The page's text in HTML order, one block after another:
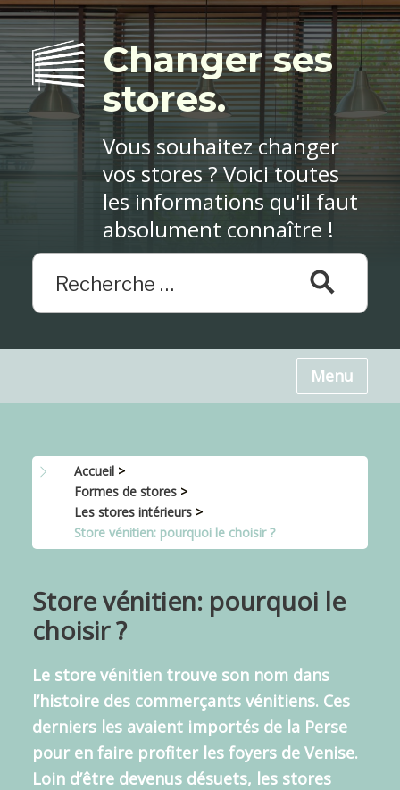
Menu
Changer ses
stores.
Vous souhaitez changer
vos stores ? Voici toutes
les informations qu'il faut
absolument connaître !
Accueil >
Formes de stores >
Les stores intérieurs >
Store vénitien: pourquoi le choisir ?
Store vénitien: pourquoi le
choisir ?
Le store vénitien trouve son nom dans
l’histoire des commerçants vénitiens. Ces
derniers les avaient importés de la Perse
pour en faire profiter les foyers de Venise.
Loin d’être devenus désuets, les stores